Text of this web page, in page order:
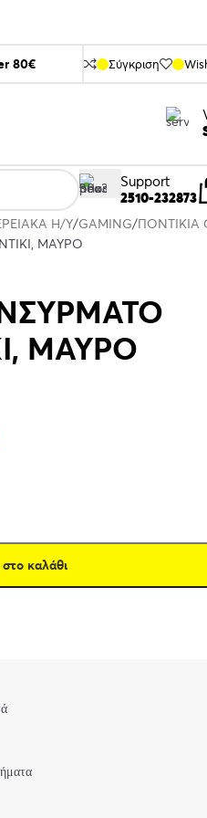
80€ Σύγκριση
Support
2510-232873
Η/Υ GAMING ΠΟΝΤΙΚΙΑ
ΜΑΥΡΟ
ΜΑΥΡΟ
καλάθι